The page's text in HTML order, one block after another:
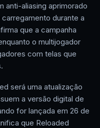
anti-aliasing aprimorado
durante a
que a campanha
o multijogador
com telas que
será uma atualização
a versão digital de
for lançada em 26 de
que Reloaded